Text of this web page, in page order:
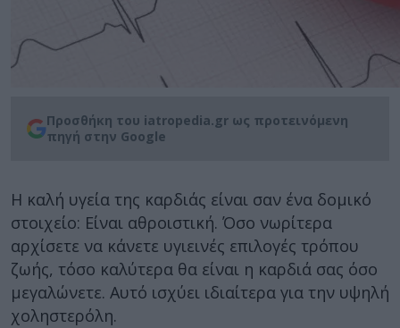
Προσθήκη του iatropedia.gr ως προτεινόμενη
πηγή στην Google
Η καλή υγεία της καρδιάς είναι σαν ένα δομικό
στοιχείο: Είναι αθροιστική. Όσο νωρίτερα
αρχίσετε να κάνετε υγιεινές επιλογές τρόπου
ζωής, τόσο καλύτερα θα είναι η καρδιά σας όσο
μεγαλώνετε. Αυτό ισχύει ιδιαίτερα για την υψηλή
χοληστερόλη.